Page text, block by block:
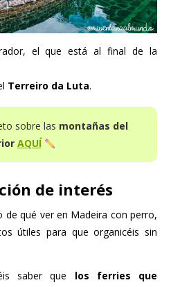
el que está al final de la
Terreiro da Luta.
sobre las montañas del
AQUÍ
de interés
de qué ver en Madeira con perro,
útiles para que organicéis sin
saber que los ferries que